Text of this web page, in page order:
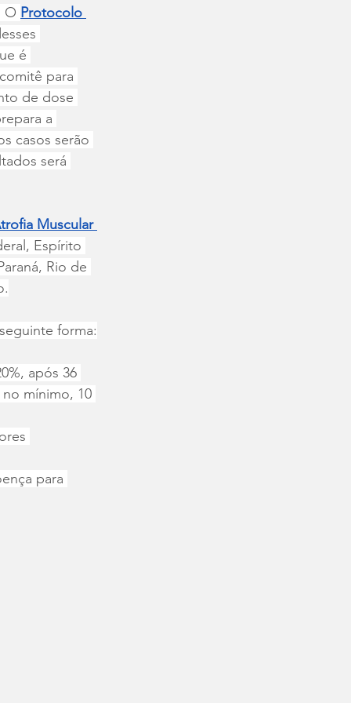
O Protocolo
é
para
de dose
a
casos serão
será
Muscular
Espírito
Rio de
forma:
após 36
mínimo, 10
para